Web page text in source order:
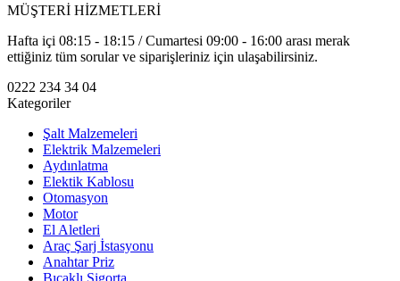
MÜŞTERİ HİZMETLERİ
Hafta içi 08:15 - 18:15 / Cumartesi 09:00 - 16:00 arası merak
ettiğiniz tüm sorular ve siparişleriniz için ulaşabilirsiniz.
0222 234 34 04
Kategoriler
Şalt Malzemeleri
Elektrik Malzemeleri
Aydınlatma
Elektik Kablosu
Otomasyon
Motor
El Aletleri
Araç Şarj İstasyonu
Anahtar Priz
Bıçaklı Sigorta